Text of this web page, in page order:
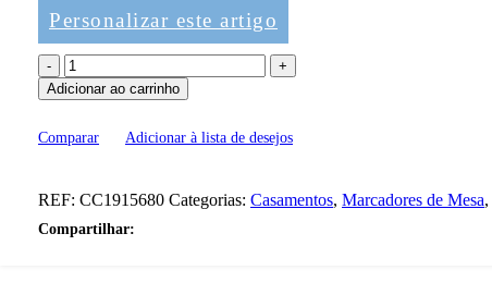
Personalizar este artigo
Quantidade
de
Marcador
mesa
-
Adicionar ao carrinho
Comparar Adicionar à lista de desejos
REF: CC1915680 Categorias: Casamentos, Marcadores de Mesa,
Compartilhar: